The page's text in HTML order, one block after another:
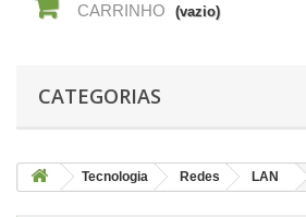
CARRINHO (vazio)
CATEGORIAS
Tecnologia Redes LAN